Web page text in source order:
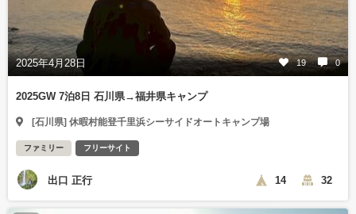
2025年4月28日 19 0
2025GW 7泊8日 石川県→福井県キャンプ
[石川県] 休暇村能登千里浜シーサイドオートキャンプ場
ファミリー フリーサイト
出口 正行 14 32